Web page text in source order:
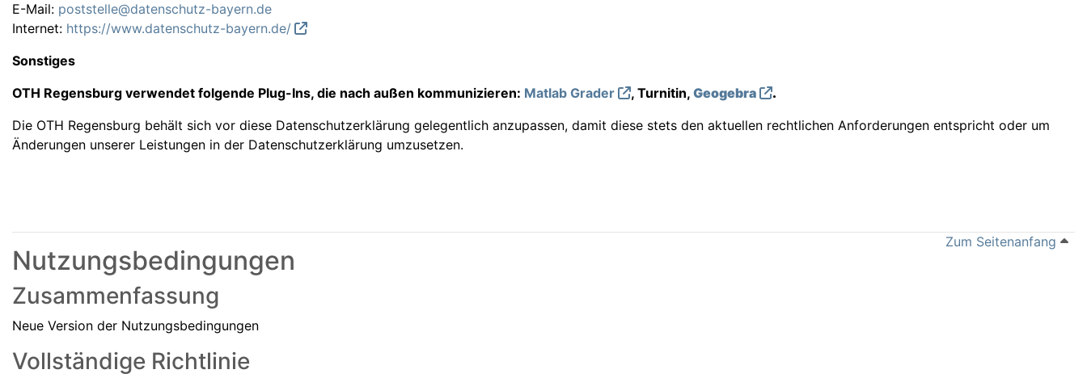
E-Mail: poststelle@datenschutz-bayern.de
Internet: https://www.datenschutz-bayern.de/
Sonstiges
OTH Regensburg verwendet folgende Plug-Ins, die nach außen kommunizieren: Matlab Grader , Turnitin, Geogebra
.
Die OTH Regensburg behält sich vor diese Datenschutzerklärung gelegentlich anzupassen, damit diese stets den aktuellen rechtlichen Anforderungen entspricht oder um
Änderungen unserer Leistungen in der Datenschutzerklärung umzusetzen.
Zum Seitenanfang
Nutzungsbedingungen
Zusammenfassung
Neue Version der Nutzungsbedingungen
Vollständige Richtlinie